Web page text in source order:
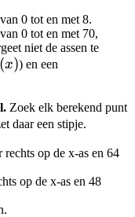
0 tot en met 8.
0 tot en met 70,
niet de assen te
(x)) en een
Zoek elk berekend punt
daar een stipje.
op de x-as en 64
op de x-as en 48